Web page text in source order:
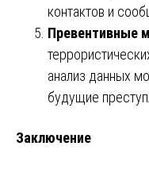
контактов и
Превентивные
анализ данных
будущие
Заключение